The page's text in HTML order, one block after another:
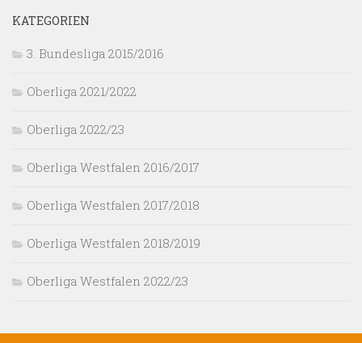
KATEGORIEN
3. Bundesliga 2015/2016
Oberliga 2021/2022
Oberliga 2022/23
Oberliga Westfalen 2016/2017
Oberliga Westfalen 2017/2018
Oberliga Westfalen 2018/2019
Oberliga Westfalen 2022/23